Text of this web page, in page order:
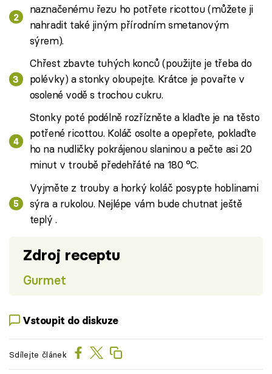
naznačenému řezu ho potřete ricottou (můžete ji
nahradit také jiným přírodním smetanovým
sýrem).
Chřest zbavte tuhých konců (použijte je třeba do
polévky) a stonky oloupejte. Krátce je povařte v
osolené vodě s trochou cukru.
Stonky poté podélně rozřízněte a klaďte je na těsto
potřené ricottou. Koláč osolte a opepřete, poklaďte
ho na nudličky pokrájenou slaninou a pečte asi 20
minut v troubě předehřáté na 180 °C.
Vyjměte z trouby a horký koláč posypte hoblinami
sýra a rukolou. Nejlépe vám bude chutnat ještě
teplý .
Zdroj receptu
Gurmet
Vstoupit do diskuze
Sdílejte článek